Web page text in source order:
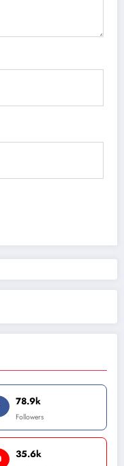
78.9k
Followers
35.6k